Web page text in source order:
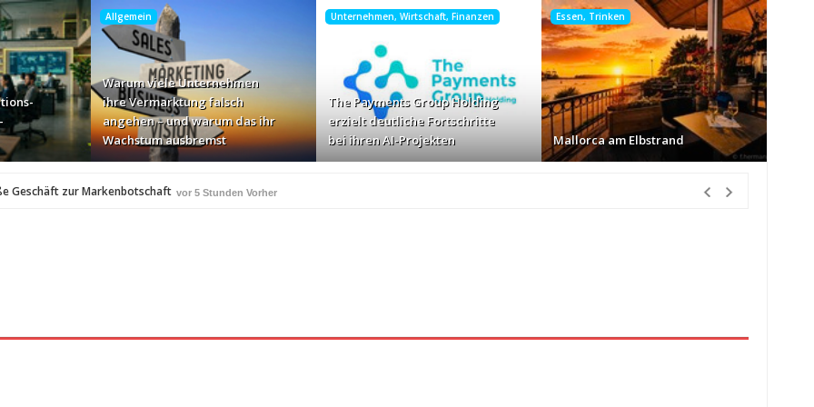
Allgemein
Warum viele Unternehmen
ihre Vermarktung falsch
angehen – und warum das ihr
Wachstum ausbremst
Unternehmen, Wirtschaft, Finanzen
The Payments Group Holding
erzielt deutliche Fortschritte
bei ihren AI-Projekten
Essen, Trinken
Mallorca am Elbstrand
Geschäft zur Markenbotschaft vor 5 Stunden Vorher
AI-Projekten
Bayerischen Bio-Erlebnistagen